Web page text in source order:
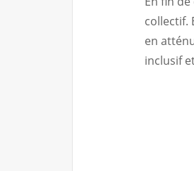
collectif.
en
inclusif